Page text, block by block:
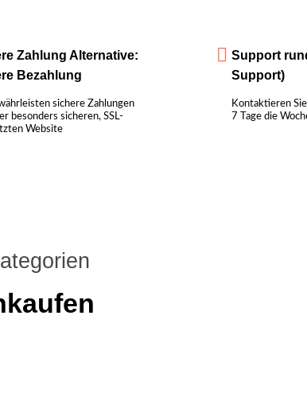
Zahlung Alternative:
Bezahlung
sichere Zahlungen
besonders sicheren, SSL-
Website
Support
Support)
Kontaktieren
7 Tage die